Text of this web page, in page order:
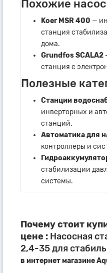
Похожие
Koer MSR 400 —
станция
дома.
Grundfos SCALA2
станция с
Полезные
Станции
инверторных и
станций.
Автоматика для
контроллеры и
стабилизации
системы.
Почему стоит
цене : Насосная
2,4-35 для
в интернет магазине